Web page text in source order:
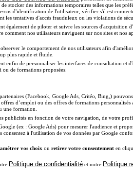
Diplomeo !
stocker des informations temporaires telles que les
d'identification de l'utilisateur, vérifier s'il est
les tentatives d'accès frauduleux ou les violations de
également de piloter et suivre les sources d'acquisition
comment nos utilisateurs naviguent sur nos sites et nos
le comportement de nos utilisateurs afin
plus rapide et fluide.
enfin de personnaliser les interfaces de consultation et
de formations proposées.
partenaires (Facebook, Google Ads, Critéo, Bing,)
d’emploi ou des offres de formations
une formation.
publicités en fonction de votre navigation, de votre
(ex : Google Ads) pour mesurer l'audience et
consentez à l'utilisation de vos données par Google
vos choix ou retirer votre consentement en
Politique de confidentialité et notre Politique